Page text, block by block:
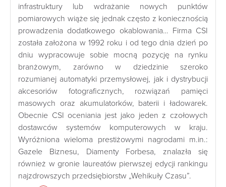
infrastruktury lub wdrażanie nowych punktów
pomiarowych wiąże się jednak często z koniecznością
prowadzenia dodatkowego okablowania… Firma CSI
została założona w 1992 roku i od tego dnia dzień po
dniu wypracowuje sobie mocną pozycję na rynku
branżowym, zarówno w dziedzinie szeroko
rozumianej automatyki przemysłowej, jak i dystrybucji
akcesoriów fotograficznych, rozwiązań pamięci
masowych oraz akumulatorków, baterii i ładowarek.
Obecnie CSI oceniania jest jako jeden z czołowych
dostawców systemów komputerowych w kraju.
Wyróżniona wieloma prestiżowymi nagrodami m.in.:
Gazele Biznesu, Diamenty Forbesa, znalazła się
również w gronie laureatów pierwszej edycji rankingu
najzdrowszych przedsiębiorstw „Wehikuły Czasu”.